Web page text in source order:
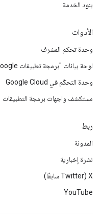
بنود الخدمة
الأدوات
وحدة تحكم المشرف
لوحة بيانات "برمجة تطبيقات Google"
وحدة التحكّم في Google Cloud
مستكشف واجهات برمجة التطبيقات
ربط
المدونة
نشرة إخبارية
‫X ‏(Twitter سابقًا)
YouTube